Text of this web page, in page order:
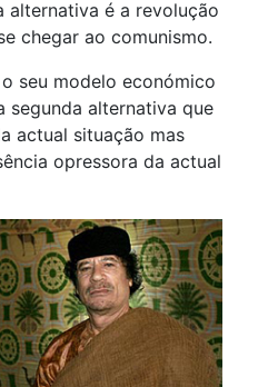
alternativa é a revolução
chegar ao comunismo.
seu modelo económico
segunda alternativa que
actual situação mas
opressora da actual